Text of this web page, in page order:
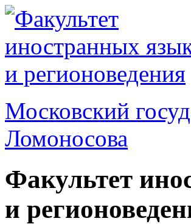
Московский
Ломоносова
Факультет
и